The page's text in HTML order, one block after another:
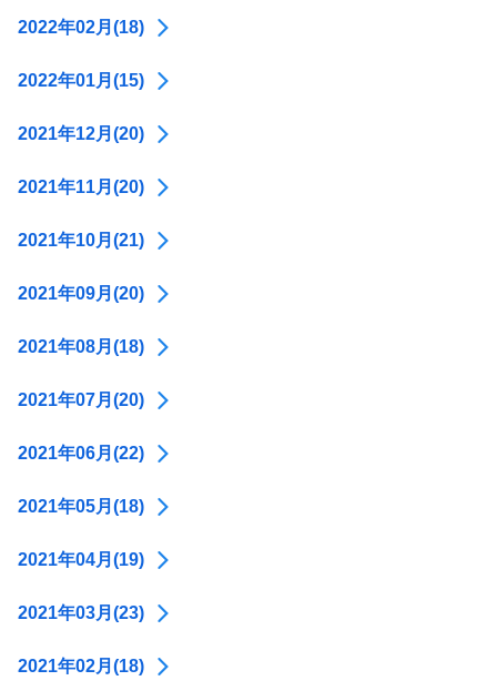
2022年02月(18)
2022年01月(15)
2021年12月(20)
2021年11月(20)
2021年10月(21)
2021年09月(20)
2021年08月(18)
2021年07月(20)
2021年06月(22)
2021年05月(18)
2021年04月(19)
2021年03月(23)
2021年02月(18)